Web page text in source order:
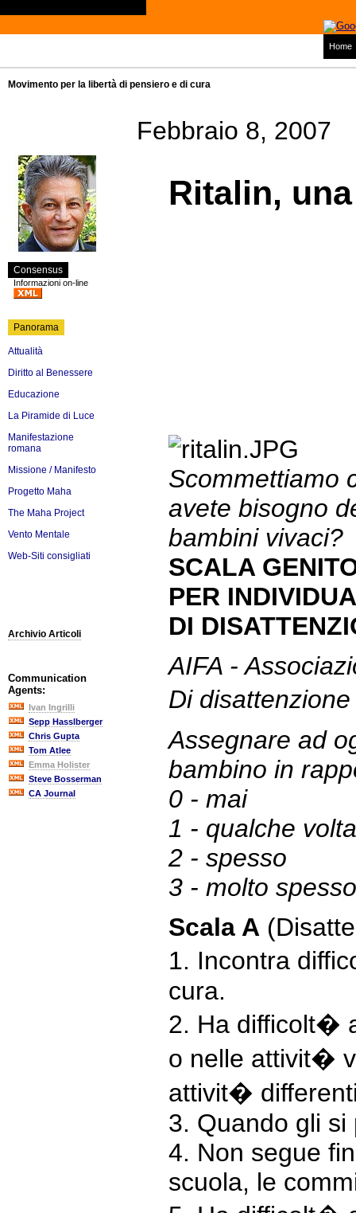
Home
Movimento per la libertà di pensiero e di cura
Consensus
Informazioni on-line
Panorama
Attualità
Diritto al Benessere
Educazione
La Piramide di Luce
Manifestazione
romana
Missione / Manifesto
Progetto Maha
The Maha Project
Vento Mentale
Web-Siti consigliati
Archivio Articoli
Communication
Agents:
Ivan Ingrilli
Sepp Hasslberger
Chris Gupta
Tom Atlee
Emma Holister
Steve Bosserman
CA Journal
Febbraio 8, 2007
Ritalin,
Scommettiamo
avete bisogno
bambini vivaci?
SCALA
PER
DI
AIFA -
Di
Assegnare ad
bambino in
0 - mai
1 - qualche volta
2 - spesso
3 - molto spesso
Scala A
1. Incontra
cura.
2. Ha difficolt�
o nelle attivit�
attivit�
3. Quando gli
4. Non segue
scuola, le